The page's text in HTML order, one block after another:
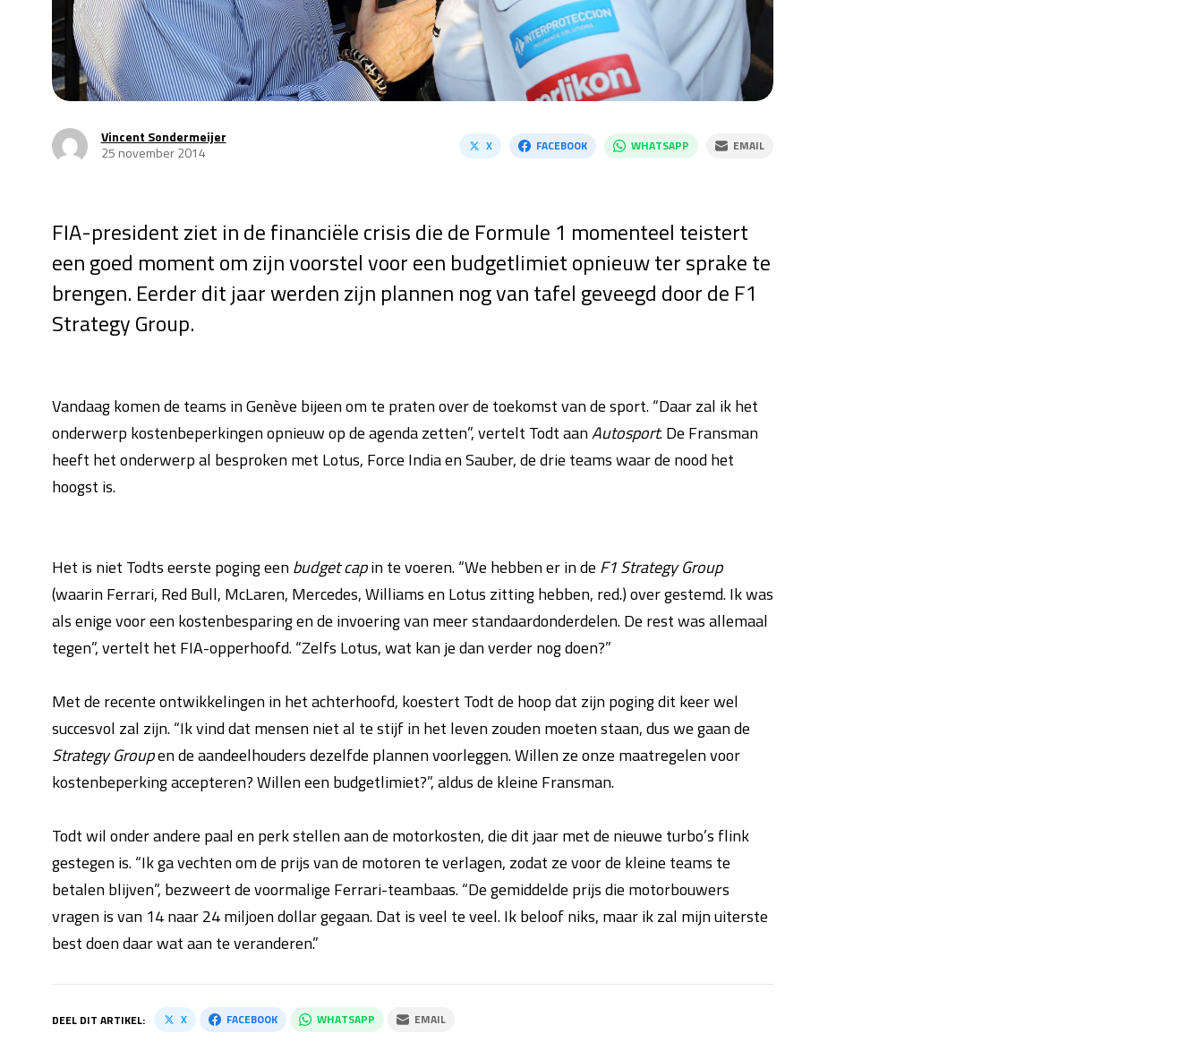
Vincent Sondermeijer
25 november 2014
X FACEBOOK WHATSAPP EMAIL
FIA-president ziet in de financiële crisis die de Formule 1 momenteel teistert
een goed moment om zijn voorstel voor een budgetlimiet opnieuw ter sprake te
brengen. Eerder dit jaar werden zijn plannen nog van tafel geveegd door de F1
Strategy Group.
Vandaag komen de teams in Genève bijeen om te praten over de toekomst van de sport. “Daar zal ik het
onderwerp kostenbeperkingen opnieuw op de agenda zetten”, vertelt Todt aanAutosport. De Fransman
heeft het onderwerp al besproken met Lotus, Force India en Sauber, de drie teams waar de nood het
hoogst is.
Het is niet Todts eerste poging eenbudget capin te voeren. “We hebben er in de F1 Strategy Group
(waarin Ferrari, Red Bull, McLaren, Mercedes, Williams en Lotus zitting hebben, red.) over gestemd. Ik was
als enige voor een kostenbesparing en de invoering van meer standaardonderdelen. De rest was allemaal
tegen”, vertelt het FIA-opperhoofd. “Zelfs Lotus, wat kan je dan verder nog doen?”
Met de recente ontwikkelingen in het achterhoofd, koestert Todt de hoop dat zijn poging dit keer wel
succesvol zal zijn. “Ik vind dat mensen niet al te stijf in het leven zouden moeten staan, dus we gaan de
Strategy Groupen de aandeelhouders dezelfde plannen voorleggen. Willen ze onze maatregelen voor
kostenbeperking accepteren? Willen een budgetlimiet?”, aldus de kleine Fransman.
Todt wil onder andere paal en perk stellen aan de motorkosten, die dit jaar met de nieuwe turbo’s flink
gestegen is. “Ik ga vechten om de prijs van de motoren te verlagen, zodat ze voor de kleine teams te
betalen blijven”, bezweert de voormalige Ferrari-teambaas. “De gemiddelde prijs die motorbouwers
vragen is van 14 naar 24 miljoen dollar gegaan. Dat is veel te veel. Ik beloof niks, maar ik zal mijn uiterste
best doen daar wat aan te veranderen.”
DEEL DIT ARTIKEL: X FACEBOOK WHATSAPP EMAIL